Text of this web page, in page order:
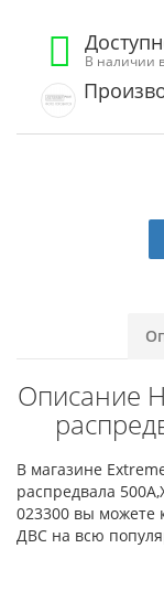
В наличии
Описание
В магазине
распредвала
023300 вы можете
ДВС на всю